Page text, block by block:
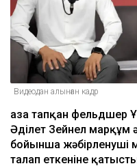
Видеодан алынған кадр
Қаза тапқан фельдшер
Әділет Зейнел марқұм
бойынша жәбірленуші
талап еткеніне